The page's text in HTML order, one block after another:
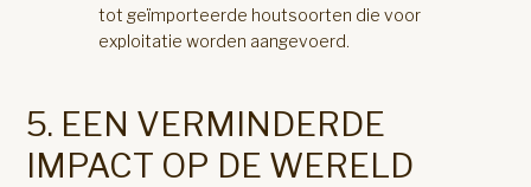
tot geïmporteerde houtsoorten die voor
exploitatie worden aangevoerd.
5. EEN VERMINDERDE
IMPACT OP DE WERELD